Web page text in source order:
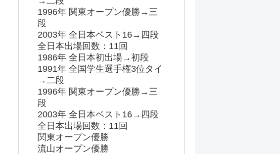
1996年 関東オープン優勝→三
段
2003年 全日本ベスト16→四段
全日本出場回数：11回
1986年 全日本初出場→初段
1991年 全国学生選手権3位タイ
→二段
1996年 関東オープン優勝→三
段
2003年 全日本ベスト16→四段
全日本出場回数：11回
関東オープン優勝
流山オープン優勝